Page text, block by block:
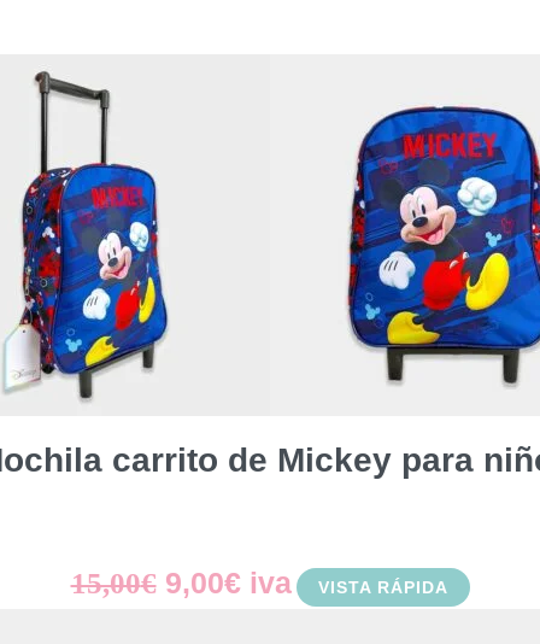
carrito de Mickey para
15,00€ El
9,00€Eliva VISTA RÁPIDA